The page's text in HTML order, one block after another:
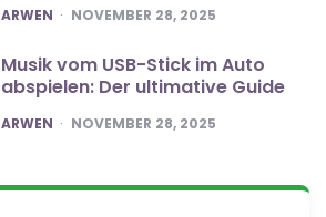
POSTED
ARWEN NOVEMBER 28, 2025
Musik vom USB-Stick im Auto
abspielen: Der ultimative Guide
POSTED
ARWEN NOVEMBER 28, 2025